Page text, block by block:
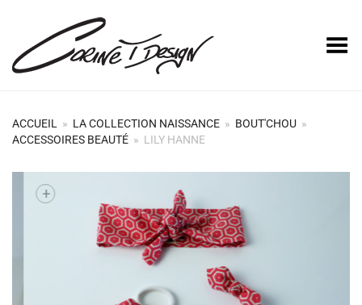
Basculer le menu
ACCUEIL » LA COLLECTION NAISSANCE » BOUT'CHOU »
ACCESSOIRES BEAUTÉ » LILY HANNE
+